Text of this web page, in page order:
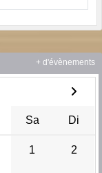
Sa Di
1 2
+ d'évènements